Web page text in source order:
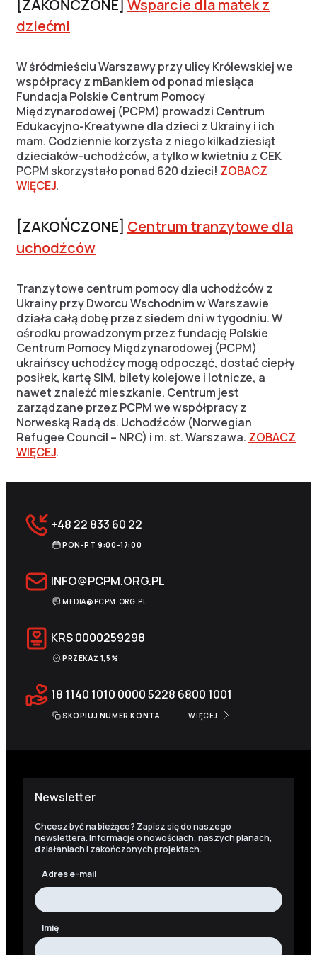
[ZAKOŃCZONE] Wsparcie dla matek z
dziećmi
W śródmieściu Warszawy przy ulicy Królewskiej we
współpracy z mBankiem od ponad miesiąca
Fundacja Polskie Centrum Pomocy
Międzynarodowej (PCPM) prowadzi Centrum
Edukacyjno-Kreatywne dla dzieci z Ukrainy i ich
mam. Codziennie korzysta z niego kilkadziesiąt
dzieciaków-uchodźców, a tylko w kwietniu z CEK
PCPM skorzystało ponad 620 dzieci! ZOBACZ
WIĘCEJ.
[ZAKOŃCZONE] Centrum tranzytowe dla
uchodźców
Tranzytowe centrum pomocy dla uchodźców z
Ukrainy przy Dworcu Wschodnim w Warszawie
działa całą dobę przez siedem dni w tygodniu. W
ośrodku prowadzonym przez fundację Polskie
Centrum Pomocy Międzynarodowej (PCPM)
ukraińscy uchodźcy mogą odpocząć, dostać ciepły
posiłek, kartę SIM, bilety kolejowe i lotnicze, a
nawet znaleźć mieszkanie. Centrum jest
zarządzane przez PCPM we współpracy z
Norweską Radą ds. Uchodźców (Norwegian
Refugee Council – NRC) i m. st. Warszawa. ZOBACZ
WIĘCEJ.
+48 22 833 60 22
PON-PT 9:00-17:00
INFO@PCPM.ORG.PL
MEDIA@PCPM.ORG.PL
KRS0000259298
PRZEKAŻ 1,5%
18 1140 1010 0000 5228 6800 1001
SKOPIUJ NUMER KONTA WIĘCEJ
Newsletter
Chcesz być na bieżąco? Zapisz się do naszego
newslettera. Informacje o nowościach, naszych planach,
działaniach i zakończonych projektach.
Adres e-mail
Imię